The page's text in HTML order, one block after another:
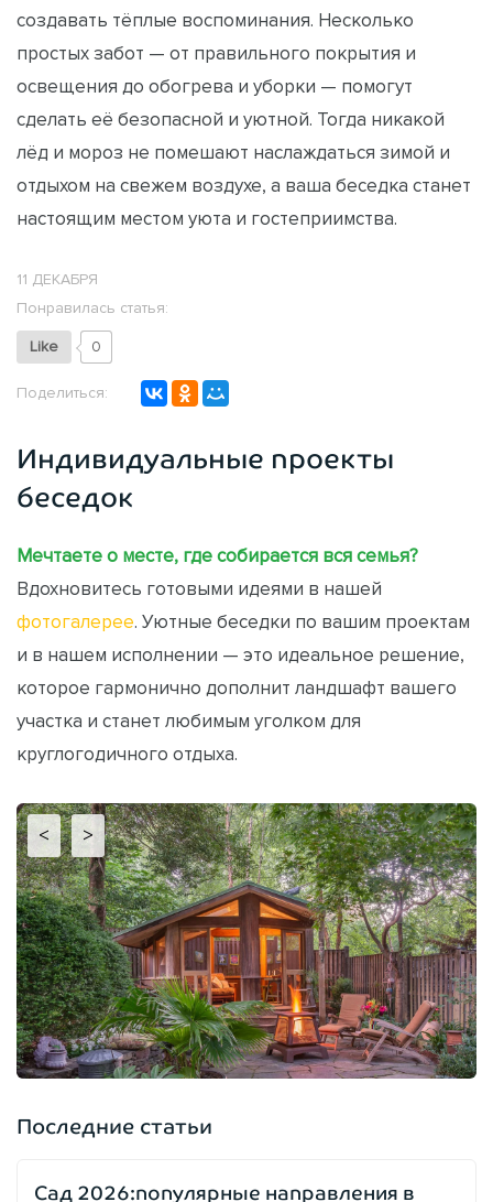
создавать тёплые воспоминания. Несколько
простых забот — от правильного покрытия и
освещения до обогрева и уборки — помогут
сделать её безопасной и уютной. Тогда никакой
лёд и мороз не помешают наслаждаться зимой и
отдыхом на свежем воздухе, а ваша беседка станет
настоящим местом уюта и гостеприимства.
11 ДЕКАБРЯ
Понравилась статья:
Like 0
Поделиться:
Индивидуальные проекты
беседок
Мечтаете о месте, где собирается вся семья?
Вдохновитесь готовыми идеями в нашей
фотогалерее . Уютные беседки по вашим проектам
и в нашем исполнении — это идеальное решение,
которое гармонично дополнит ландшафт вашего
участка и станет любимым уголком для
круглогодичного отдыха.
< >
Последние статьи
Сад 2026:популярные направления в